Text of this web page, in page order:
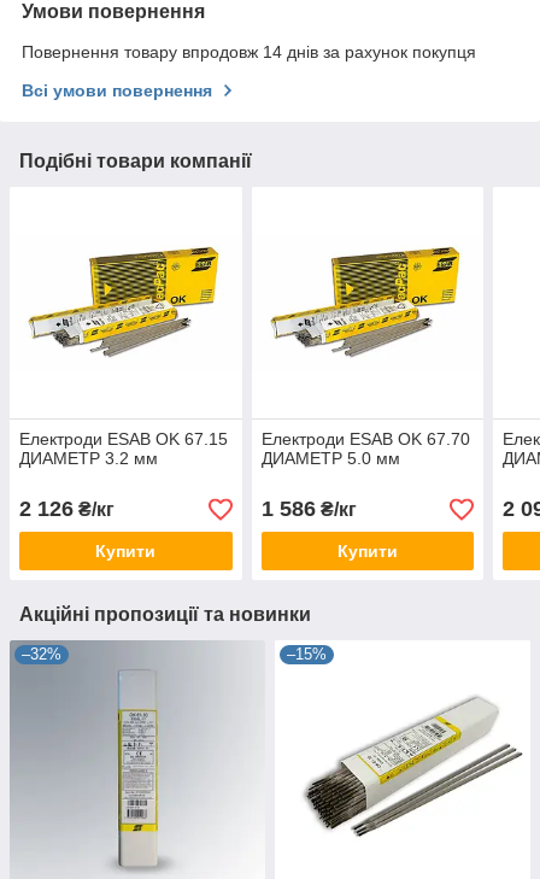
Умови повернення
Повернення товару впродовж 14 днів за рахунок покупця
Всі умови повернення
Подібні товари компанії
Електроди ESAB OK 67.15
ДИАМЕТР 3.2 мм
2 126 ₴/кг
Купити
Електроди ESAB OK 67.70
ДИАМЕТР 5.0 мм
1 586₴/кг
Купити
2
Акційні пропозиції та новинки
–32% –15%